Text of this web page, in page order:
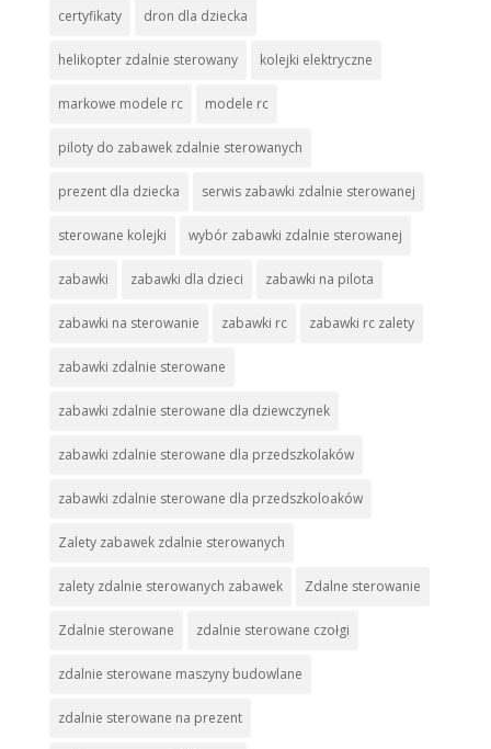
certyfikaty dron dla dziecka
helikopter zdalnie sterowany kolejki elektryczne
markowe modele rc modele rc
piloty do zabawek zdalnie sterowanych
prezent dla dziecka serwis zabawki zdalnie sterowanej
sterowane kolejki wybór zabawki zdalnie sterowanej
zabawki zabawki dla dzieci zabawki na pilota
zabawki na sterowanie zabawki rc zabawki rc zalety
zabawki zdalnie sterowane
zabawki zdalnie sterowane dla dziewczynek
zabawki zdalnie sterowane dla przedszkolaków
zabawki zdalnie sterowane dla przedszkoloaków
Zalety zabawek zdalnie sterowanych
zalety zdalnie sterowanych zabawek Zdalne sterowanie
Zdalnie sterowane zdalnie sterowane czołgi
zdalnie sterowane maszyny budowlane
zdalnie sterowane na prezent